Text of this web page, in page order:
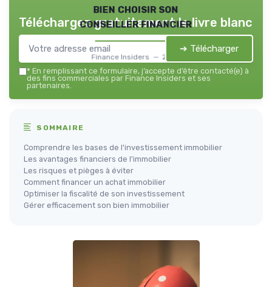
bien choisir son
conseiller financier
Finance Insiders — 2026
Téléchargez gratuitement le livre blanc
➔ Télécharger
* En remplissant ce formulaire, j’accepte d’être contacté(e) à
des fins commerciales par Finance Insiders et ses
partenaires.
SOMMAIRE
Comprendre les bases de l'investissement immobilier
Les avantages financiers de l'immobilier
Les risques et pièges à éviter
Comment financer un achat immobilier
Optimiser la fiscalité de son investissement
Gérer efficacement son bien immobilier